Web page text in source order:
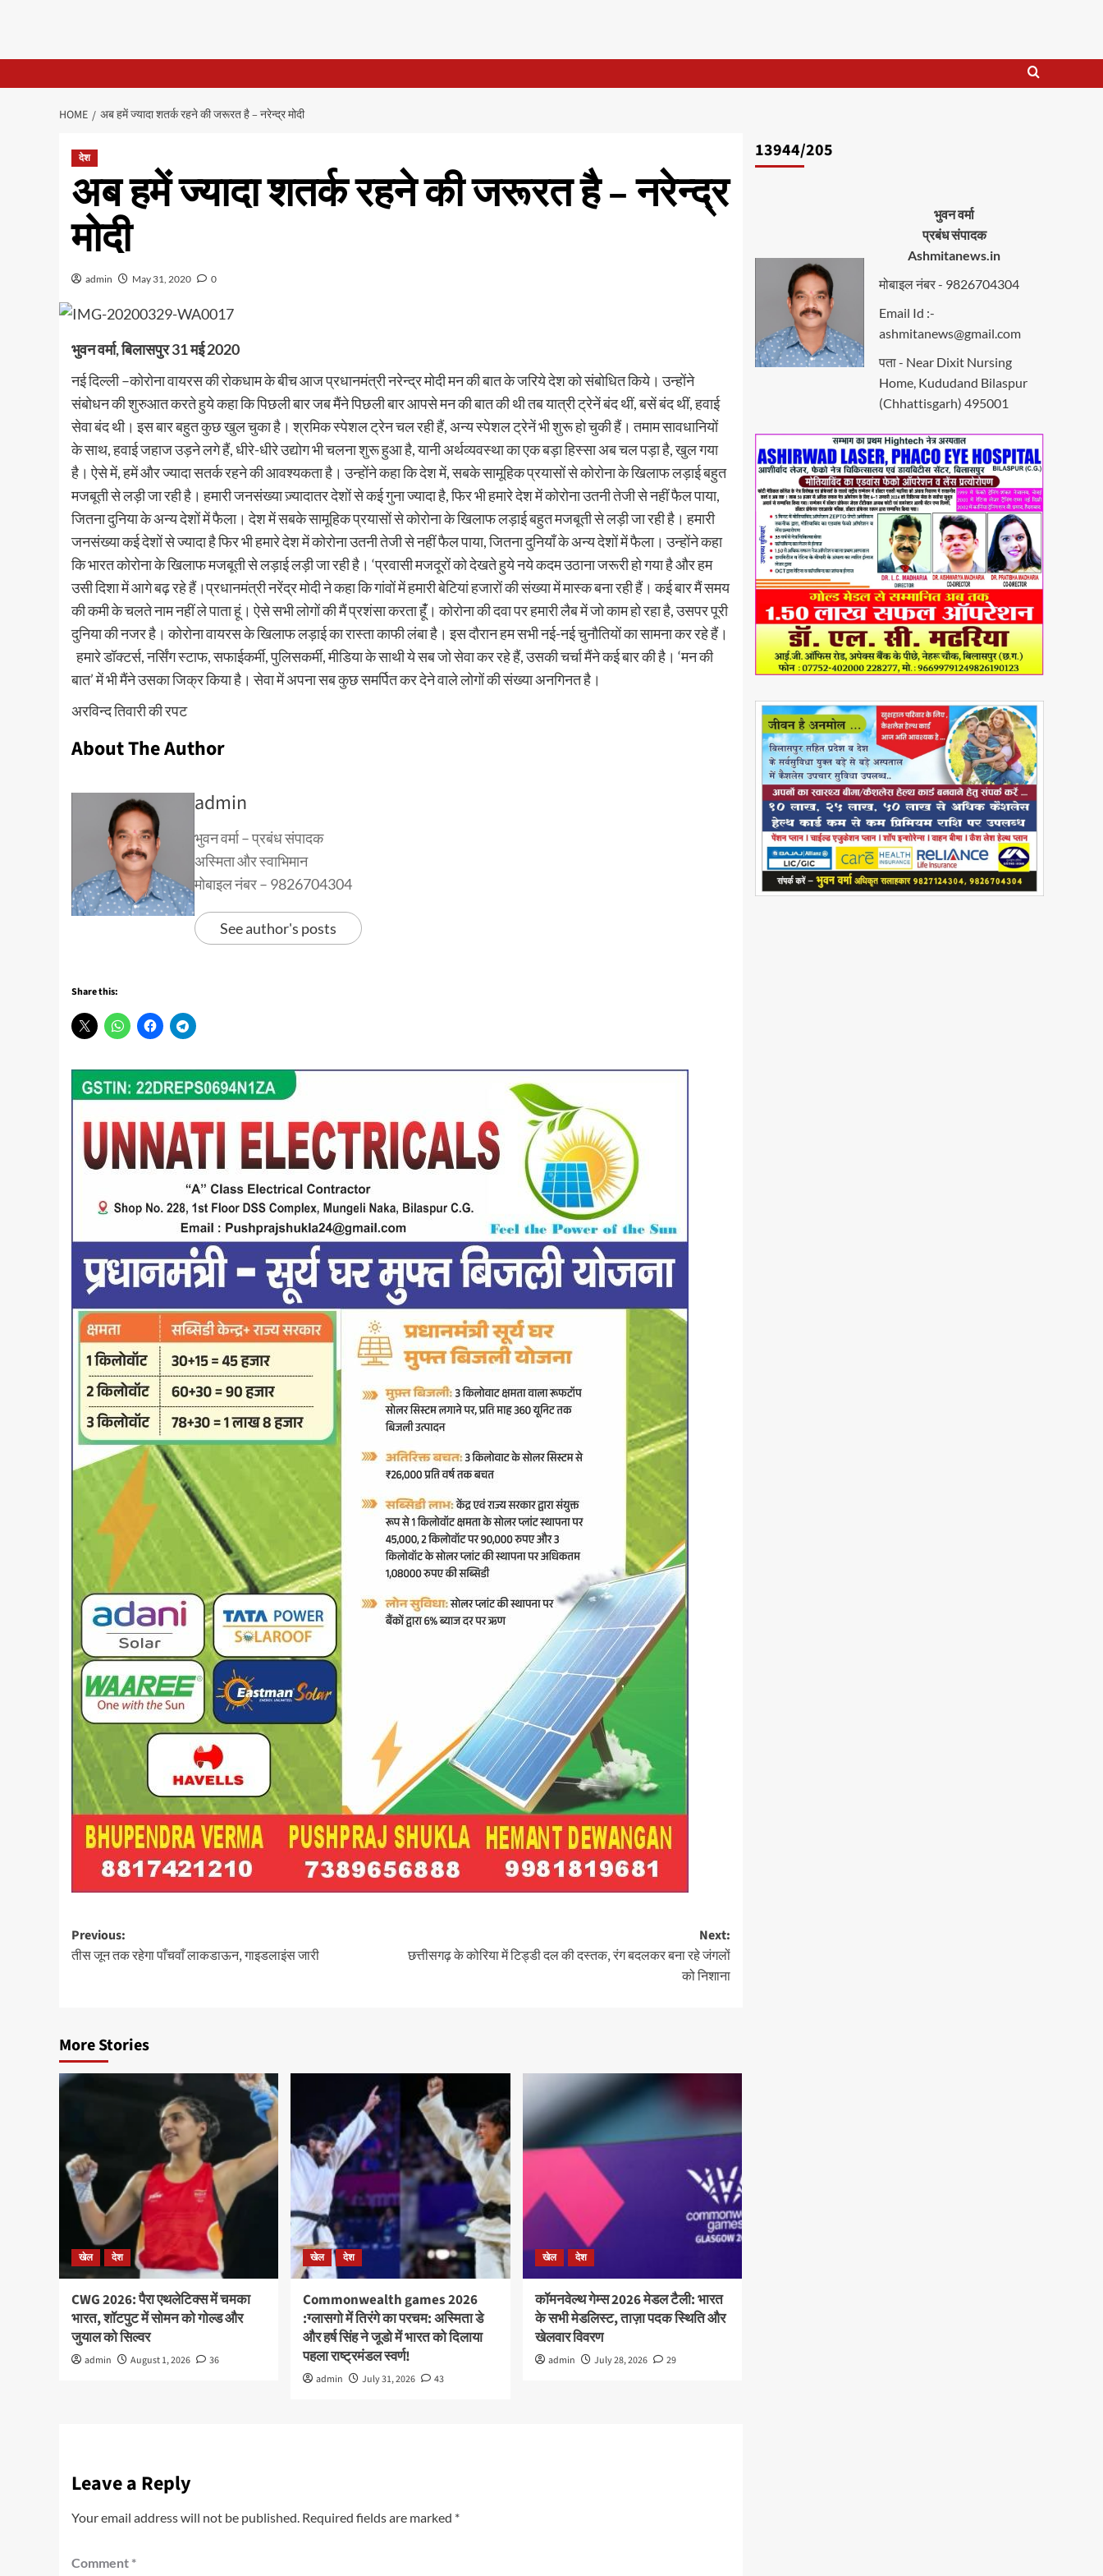
HOME अब हमें ज्यादा शतर्क रहने की जरूरत है – नरेन्द्र मोदी
देश
अब हमें ज्यादा शतर्क रहने की जरूरत है – नरेन्द्र
मोदी
admin May 31, 2020 0
भुवन वर्मा, बिलासपुर 31 मई 2020
नई दिल्ली –कोरोना वायरस की रोकधाम के बीच आज प्रधानमंत्री नरेन्द्र मोदी मन की बात के जरिये देश को संबोधित किये। उन्होंने
संबोधन की शुरुआत करते हुये कहा कि पिछली बार जब मैंने पिछली बार आपसे मन की बात की थी तब यात्री ट्रेनें बंद थीं, बसें बंद थीं, हवाई
सेवा बंद थी। इस बार बहुत कुछ खुल चुका है। श्रमिक स्पेशल ट्रेन चल रही हैं, अन्य स्पेशल ट्रेनें भी शुरू हो चुकी हैं। तमाम सावधानियों
के साथ, हवाई जहाज उड़ने लगे हैं, धीरे-धीरे उद्योग भी चलना शुरू हुआ है, यानी अर्थव्यवस्था का एक बड़ा हिस्सा अब चल पड़ा है, खुल गया
है। ऐसे में, हमें और ज्यादा सतर्क रहने की आवश्यकता है। उन्होंने कहा कि देश में, सबके सामूहिक प्रयासों से कोरोना के खिलाफ लड़ाई बहुत
मजबूती से लड़ी जा रही है। हमारी जनसंख्या ज़्यादातर देशों से कई गुना ज्यादा है, फिर भी हमारे देश में कोरोना उतनी तेजी से नहीं फैल पाया,
जितना दुनिया के अन्य देशों में फैला। देश में सबके सामूहिक प्रयासों से कोरोना के खिलाफ लड़ाई बहुत मजबूती से लड़ी जा रही है। हमारी
जनसंख्या कई देशों से ज्यादा है फिर भी हमारे देश में कोरोना उतनी तेजी से नहीं फैल पाया, जितना दुनियाँ के अन्य देशों में फैला। उन्होंने कहा
कि भारत कोरोना के खिलाफ मजबूती से लड़ाई लड़ी जा रही है। ‘प्रवासी मजदूरों को देखते हुये नये कदम उठाना जरूरी हो गया है और हम
उसी दिशा में आगे बढ़ रहे हैं।प्रधानमंत्री नरेंद्र मोदी ने कहा कि गांवों में हमारी बेटियां हजारों की संख्या में मास्क बना रही हैं। कई बार मैं समय
की कमी के चलते नाम नहीं ले पाता हूं। ऐसे सभी लोगों की मैं प्रशंसा करता हूंँ। कोरोना की दवा पर हमारी लैब में जो काम हो रहा है, उसपर पूरी
दुनिया की नजर है। कोरोना वायरस के खिलाफ लड़ाई का रास्ता काफी लंबा है। इस दौरान हम सभी नई-नई चुनौतियों का सामना कर रहे हैं।
हमारे डॉक्टर्स, नर्सिंग स्टाफ, सफाईकर्मी, पुलिसकर्मी, मीडिया के साथी ये सब जो सेवा कर रहे हैं, उसकी चर्चा मैंने कई बार की है। ‘मन की
बात’ में भी मैंने उसका जिक्र किया है। सेवा में अपना सब कुछ समर्पित कर देने वाले लोगों की संख्या अनगिनत है।
अरविन्द तिवारी की रपट
About The Author
admin
भुवन वर्मा – प्रबंध संपादक
अस्मिता और स्वाभिमान
मोबाइल नंबर – 9826704304
See author's posts
Share this:
Post
navigation
Previous:
तीस जून तक रहेगा पाँचवाँ लाकडाऊन, गाइडलाइंस जारी
Next:
छत्तीसगढ़ के कोरिया में टिड्डी दल की दस्तक, रंग बदलकर बना रहे जंगलों
को निशाना
More Stories
खेल देश
CWG 2026: पैरा एथलेटिक्स में चमका
भारत, शॉटपुट में सोमन को गोल्ड और
जुयाल को सिल्वर
admin August 1, 2026 36
खेल देश
Commonwealth games 2026
:ग्लासगो में तिरंगे का परचम: अस्मिता डे
और हर्ष सिंह ने जूडो में भारत को दिलाया
पहला राष्ट्रमंडल स्वर्ण!
admin July 31, 2026 43
खेल देश
कॉमनवेल्थ गेम्स 2026 मेडल टैली: भारत
के सभी मेडलिस्ट, ताज़ा पदक स्थिति और
खेलवार विवरण
admin July 28, 2026 29
Leave a Reply
Your email address will not be published. Required fields are marked *
Comment *
13944/205
भुवन वर्मा
प्रबंध संपादक
Ashmitanews.in
मोबाइल नंबर - 9826704304
Email Id :-
ashmitanews@gmail.com
पता - Near Dixit Nursing
Home, Kududand Bilaspur
(Chhattisgarh) 495001